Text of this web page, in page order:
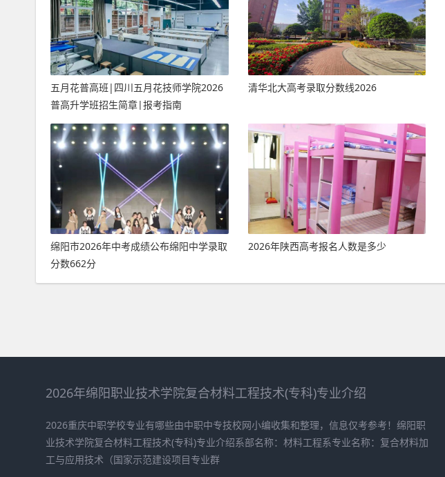
五月花普高班|四川五月花技师学院2026
普高升学班招生简章|报考指南
清华北大高考录取分数线2026
绵阳市2026年中考成绩公布绵阳中学录取
分数662分
2026年陕西高考报名人数是多少
2026年绵阳职业技术学院复合材料工程技术(专科)专业介绍
2026重庆中职学校专业有哪些由中职中专技校网小编收集和整理，信息仅考参考！绵阳职
业技术学院复合材料工程技术(专科)专业介绍系部名称：材料工程系专业名称：复合材料加
工与应用技术（国家示范建设项目专业群